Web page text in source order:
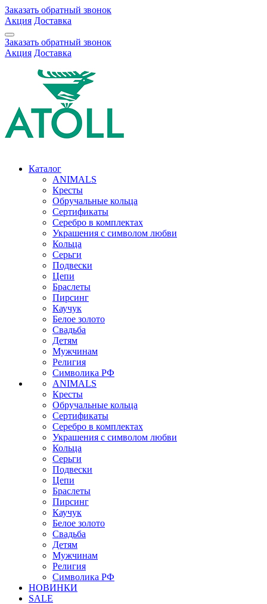
Заказать обратный звонок
Акция Доставка
Заказать обратный звонок
Акция Доставка
Каталог
ANIMALS
Кресты
Обручальные кольца
Сертификаты
Серебро в комплектах
Украшения с символом любви
Кольца
Серьги
Подвески
Цепи
Браслеты
Пирсинг
Каучук
Белое золото
Свадьба
Детям
Мужчинам
Религия
Символика РФ
ANIMALS
Кресты
Обручальные кольца
Сертификаты
Серебро в комплектах
Украшения с символом любви
Кольца
Серьги
Подвески
Цепи
Браслеты
Пирсинг
Каучук
Белое золото
Свадьба
Детям
Мужчинам
Религия
Символика РФ
НОВИНКИ
SALE